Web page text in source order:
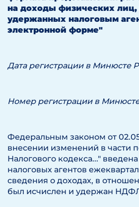
на доходы физических
удержанных налоговым
электронной форме"
Дата регистрации в Минюсте
Номер регистрации в
Федеральным законом от
внесении изменений в части
Налогового кодекса..."
налоговых агентов
сведения о доходах, в
был исчислен и удержан